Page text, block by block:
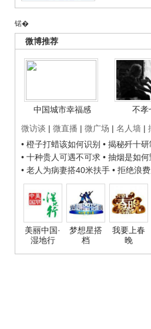
锘�
微博推荐
中国城市幸福感
不孝
微访谈 | 微直播 | 微广场 | 名人墙 |
• 橙子打蜡该如何识别 • 揭秘歼十
• 十种贵人可遇不可求 • 抽烟是如
• 老人为病妻搭40米扶手 • 拒绝浪
美丽中国·
湿地行
梦想星搭
档
我要上春
晚